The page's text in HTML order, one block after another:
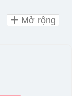
Mở rộng